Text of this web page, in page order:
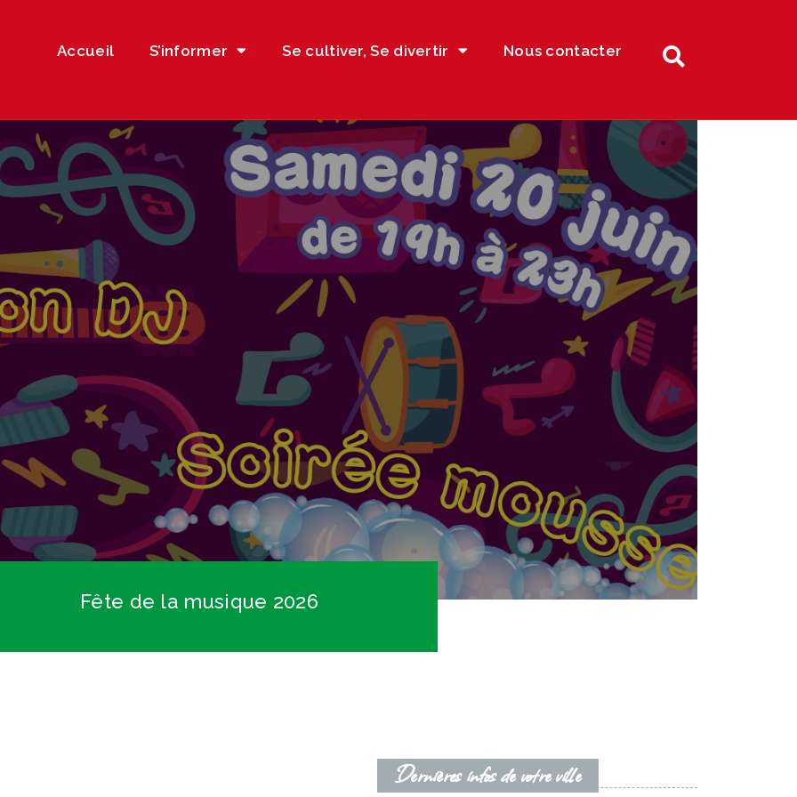
Accueil S’informer Se cultiver, Se divertir Nous contacter
Fête de la musique 2026
Dernières infos de votre ville